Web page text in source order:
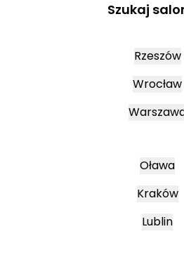
Szukaj
Rzeszów
Wrocław
Oława
Kraków
Lublin